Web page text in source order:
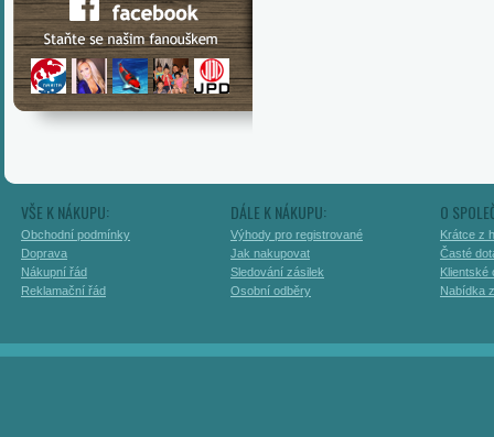
VŠE K NÁKUPU:
Obchodní podmínky
Doprava
Nákupní řád
Reklamační řád
DÁLE K NÁKUPU:
Výhody pro registrované
Jak nakupovat
Sledování zásilek
Osobní odběry
O
Krátce z
Časté
Klientské
Nabídka